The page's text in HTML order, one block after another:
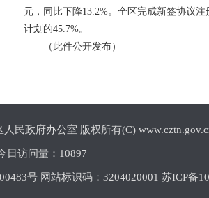
元，同比下降13.2%。全区完成新签协议
计划的45.7%。
（此件公开发布）
民政府办公室 版权所有(C)
日访问量： 10897
号 网站标识码：3204020001 苏ICP备